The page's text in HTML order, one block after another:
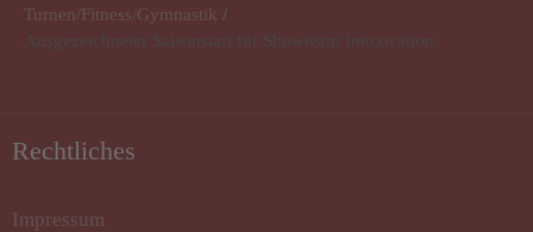
Turnen/Fitness/Gymnastik
Ausgezeichneter Saisonstart für Showteam Intoxication
Rechtliches
Impressum